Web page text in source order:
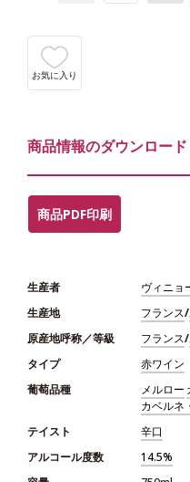
お気に入り
商品情報のダウンロード
商品PDF印刷
生産者
ヴィニョ
生産地
フランス/
原産地呼称／等級
フランス/
タイプ
赤ワイン
葡萄品種
メルロー
カベルネ
テイスト
辛口
アルコール度数
14.5%